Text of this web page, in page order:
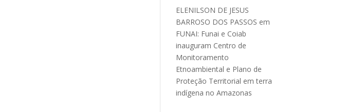
ELENILSON DE JESUS
BARROSO DOS PASSOS em
FUNAI: Funai e Coiab
inauguram Centro de
Monitoramento
Etnoambiental e Plano de
Proteção Territorial em terra
indígena no Amazonas